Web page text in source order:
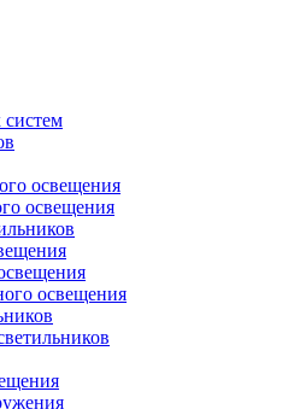
освещения
освещения
освещения